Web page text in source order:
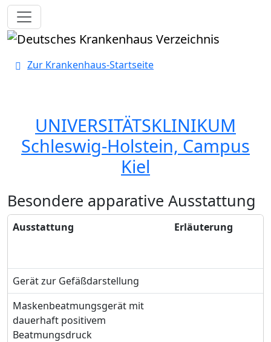
Toggle navigation
Zur Krankenhaus-Startseite
UNIVERSITÄTSKLINIKUM
Schleswig-Holstein, Campus
Kiel
Besondere apparative Ausstattung
Ausstattung Erläuterung
Gerät zur Gefäßdarstellung
Maskenbeatmungsgerät mit
dauerhaft positivem
Beatmungsdruck